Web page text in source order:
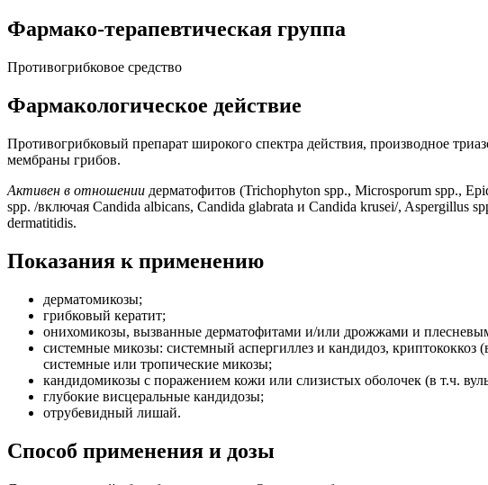
Фармако-терапевтическая группа
Противогрибковое средство
Фармакологическое действие
Противогрибковый препарат широкого спектра действия, производное
мембраны грибов.
Активен в отношении дерматофитов (Trichophyton spp., Microsporum spp.,
spp. /включая Candida albicans, Candida glabrata и Candida krusei/, Aspergillus
dermatitidis.
Показания к применению
дерматомикозы;
грибковый кератит;
онихомикозы, вызванные дерматофитами и/или дрожжами и
системные микозы: системный аспергиллез и кандидоз,
системные или тропические микозы;
кандидомикозы с поражением кожи или слизистых оболочек (в т.ч.
глубокие висцеральные кандидозы;
отрубевидный лишай.
Способ применения и дозы